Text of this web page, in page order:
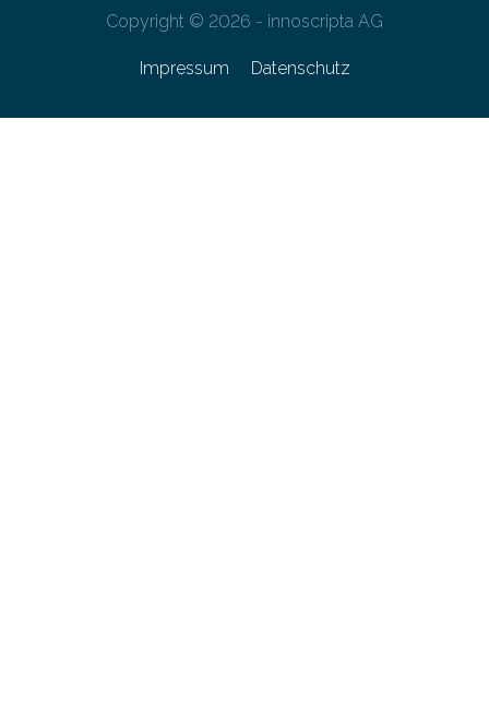
Copyright © 2026 - innoscripta AG
Impressum Datenschutz